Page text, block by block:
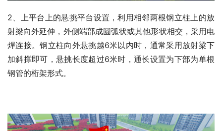
2、上平台上的悬挑平台设置，利用相邻两根钢立柱上的放
射梁向外延伸，外侧端部成圆弧状或其他形状相交，采用电
焊连接。钢立柱向外悬挑越6米以内时，通常采用放射梁下
加斜撑即可，悬挑长度超过6米时，通长设置为下部为单根
钢管的桁架形式。